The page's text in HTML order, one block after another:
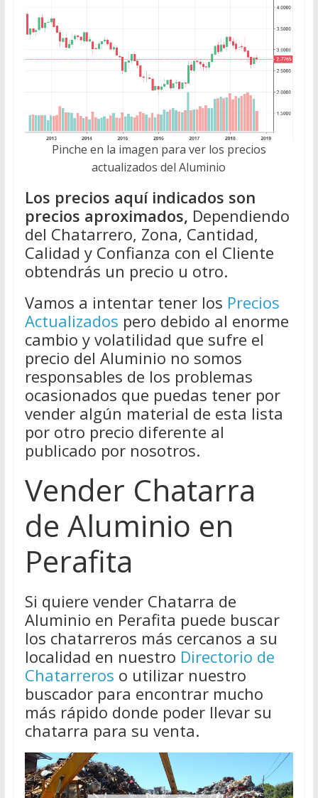
Pinche en la imagen para ver los precios
actualizados del Aluminio
Los precios aquí indicados son
precios aproximados, Dependiendo
del Chatarrero, Zona, Cantidad,
Calidad y Confianza con el Cliente
obtendrás un precio u otro.
Vamos a intentar tener los Precios
Actualizados pero debido al enorme
cambio y volatilidad que sufre el
precio del Aluminio no somos
responsables de los problemas
ocasionados que puedas tener por
vender algún material de esta lista
por otro precio diferente al
publicado por nosotros.
Vender Chatarra
de Aluminio en
Perafita
Si quiere vender Chatarra de
Aluminio en Perafita puede buscar
los chatarreros más cercanos a su
localidad en nuestro Directorio de
Chatarreros o utilizar nuestro
buscador para encontrar mucho
más rápido donde poder llevar su
chatarra para su venta.